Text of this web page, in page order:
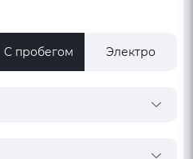
С пробегом Электро